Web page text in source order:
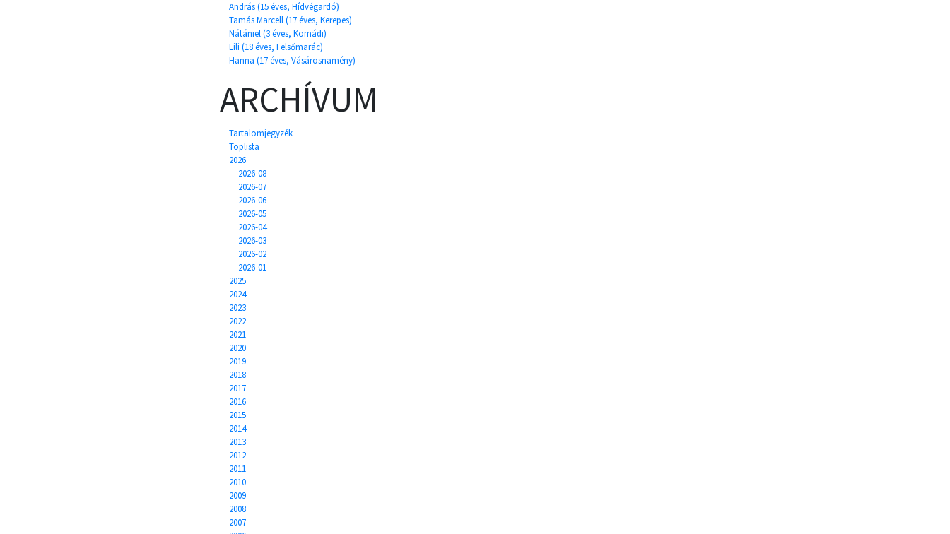
András (15 éves, Hídvégardó)
Tamás Marcell (17 éves, Kerepes)
Nátániel (3 éves, Komádi)
Lili (18 éves, Felsőmarác)
Hanna (17 éves, Vásárosnamény)
ARCHÍVUM
Tartalomjegyzék
Toplista
2026
2026-08
2026-07
2026-06
2026-05
2026-04
2026-03
2026-02
2026-01
2025
2024
2023
2022
2021
2020
2019
2018
2017
2016
2015
2014
2013
2012
2011
2010
2009
2008
2007